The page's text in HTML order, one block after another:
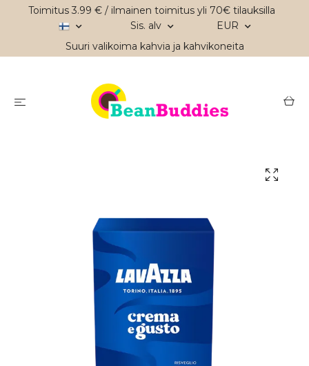
Toimitus 3.99 € / ilmainen toimitus yli 70€ tilauksilla
Sis. alv
EUR
Suuri valikoima kahvia ja kahvikoneita